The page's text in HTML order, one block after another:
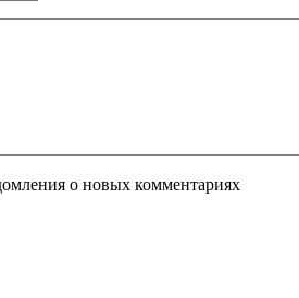
о новых комментариях